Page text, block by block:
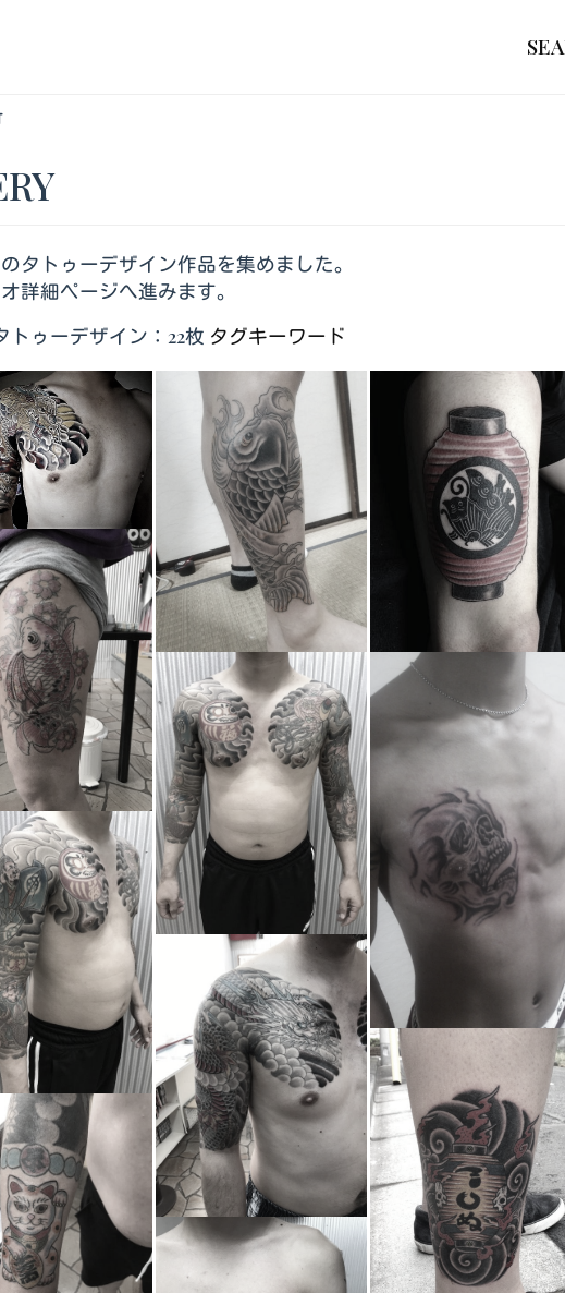
タトゥーデザイン作品を集めました。
詳細ページへ進みます。
トゥーデザイン：22枚 タグキーワード